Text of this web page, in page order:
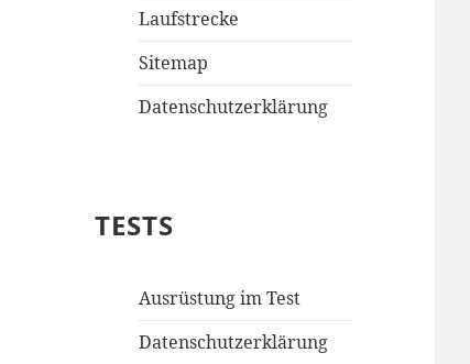
Laufstrecke
Sitemap
Datenschutzerklärung
TESTS
Ausrüstung im Test
Datenschutzerklärung